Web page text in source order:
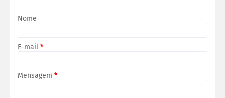
Nome
E-mail *
Mensagem *